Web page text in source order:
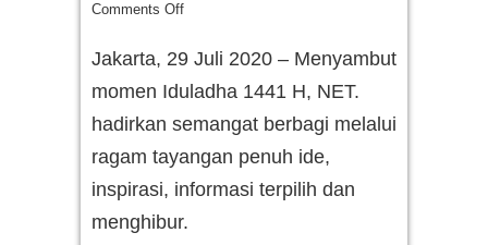
Comments Off
Jakarta, 29 Juli 2020 – Menyambut
momen Iduladha 1441 H, NET.
hadirkan semangat berbagi melalui
ragam tayangan penuh ide,
inspirasi, informasi terpilih dan
menghibur.